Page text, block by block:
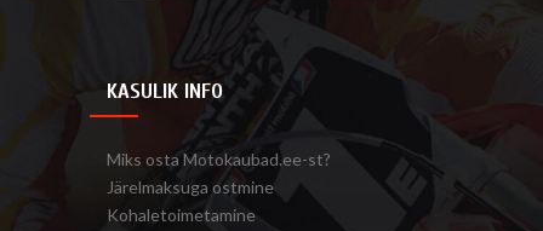
KASULIK INFO
Miks osta Motokaubad.ee-st?
Järelmaksuga ostmine
Kohaletoimetamine